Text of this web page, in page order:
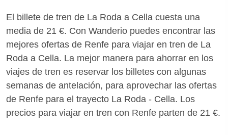
El billete de tren de La Roda a Cella cuesta una
media de 21 €. Con Wanderio puedes encontrar las
mejores ofertas de Renfe para viajar en tren de La
Roda a Cella. La mejor manera para ahorrar en los
viajes de tren es reservar los billetes con algunas
semanas de antelación, para aprovechar las ofertas
de Renfe para el trayecto La Roda - Cella. Los
precios para viajar en tren con Renfe parten de 21 €.